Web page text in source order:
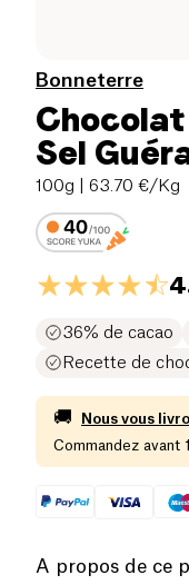
Bonneterre
Sel
100g | 63.70 €/Kg
36% de cacao
Recette de
🚚 Nous vous
Commandez avant
A propos de ce